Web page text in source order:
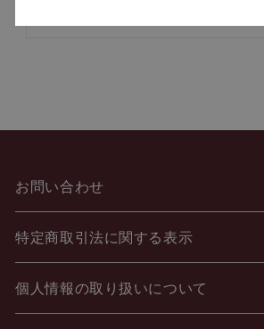
お問い合わせ
特定商取引法に関する表示
個人情報の取り扱いについて